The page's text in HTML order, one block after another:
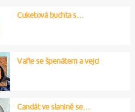
Cuketová buchta s…
Vafle se špenátem a vejci
Candát ve slanině se…